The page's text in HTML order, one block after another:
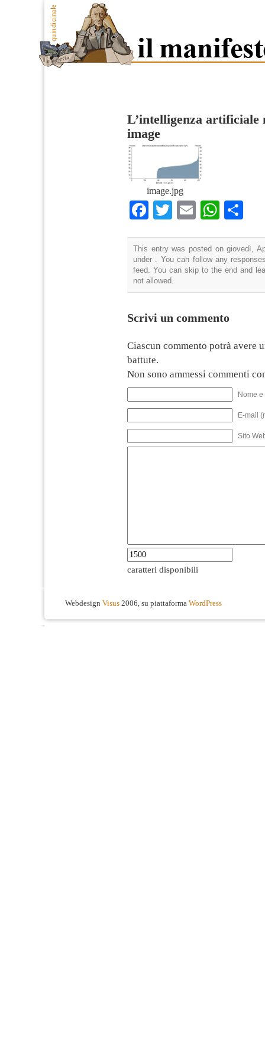
L’intelligenza artificiale
image
image.jpg
Facebook
TwitterEmail
This entry was posted on giovedì,
under . You can follow any
feed. You can skip to the end and
not allowed.
Scrivi un commento
Ciascun commento potrà avere
battute.
Non sono ammessi commenti
Nome
E-mail
Sito
caratteri disponibili
Webdesign Visus 2006, su piattaforma WordPress